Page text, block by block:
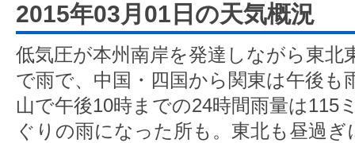
2015年03月01日の天気概況
低気圧が本州南岸を発達しながら東北
で雨で、中国・四国から関東は午後も
山で午後10時までの24時間雨量は115
ぐりの雨になった所も。東北も昼過